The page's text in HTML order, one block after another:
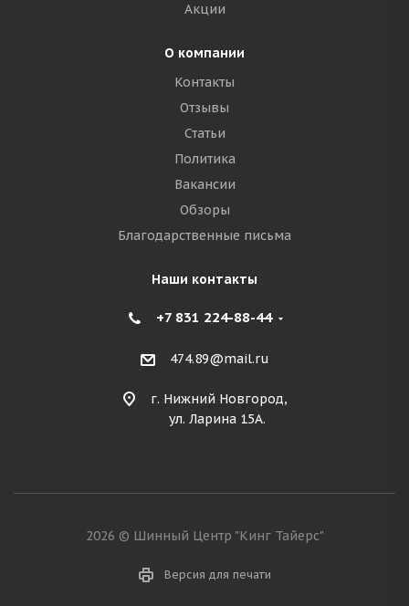
Акции
О компании
Контакты
Отзывы
Статьи
Политика
Вакансии
Обзоры
Благодарственные письма
Наши контакты
+7 831 224-88-44
474.89@mail.ru
г. Нижний Новгород,
ул. Ларина 15А.
2026 © Шинный Центр "Кинг Тайерс"
Версия для печати